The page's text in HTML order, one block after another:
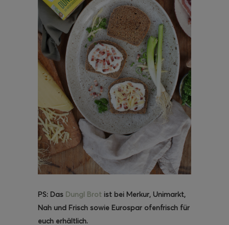
PS: Das Dungl Brot ist bei Merkur, Unimarkt,
Nah und Frisch sowie Eurospar ofenfrisch für
euch erhältlich.